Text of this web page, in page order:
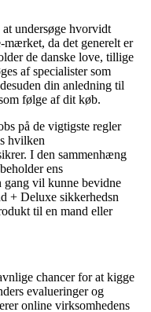
undersøge hvorvidt
mærket, da det generelt er
de danske love, tillige
af specialister som
din anledning til
følge af dit køb.
på de vigtigste regler
hvilken
I den sammenhæng
ens
gang vil kunne bevidne
+ Deluxe sikkerhedsn
til en mand eller
chancer for at kigge
evalueringer og
online virksomhedens